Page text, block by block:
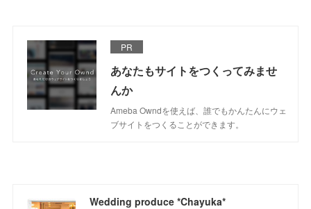
PR
あなたもサイトをつくってみませ
んか
Ameba Owndを使えば、誰でもかんたんにウェ
ブサイトをつくることができます。
Wedding produce *Chayuka*